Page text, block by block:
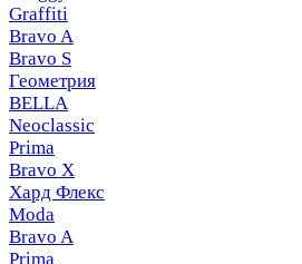
Graffiti
Bravo A
Bravo S
Геометрия
BELLA
Neoclassic
Prima
Bravo X
Хард Флекс
Moda
Bravo A
Prima